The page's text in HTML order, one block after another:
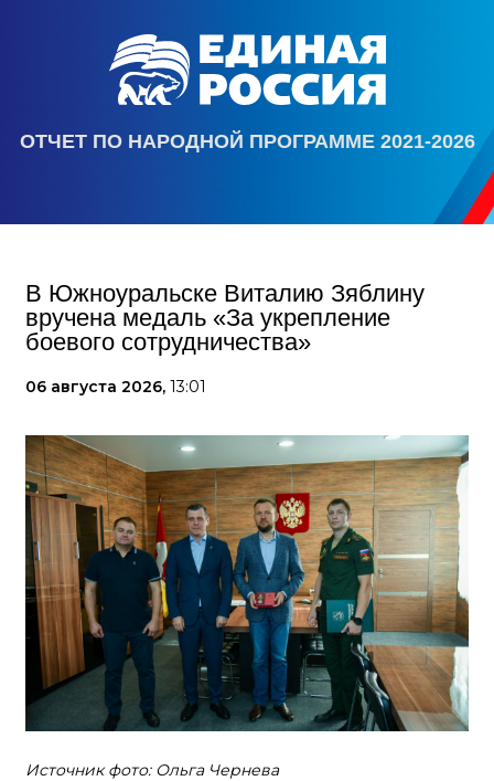
ОТЧЕТ ПО НАРОДНОЙ ПРОГРАММЕ 2021-2026
В Южноуральске Виталию Зяблину
вручена медаль «За укрепление
боевого сотрудничества»
06 августа 2026, 13:01
Источник фото: Ольга Чернева